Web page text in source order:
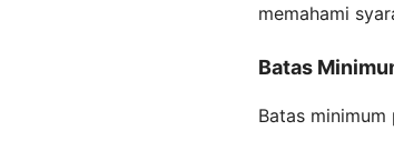
memahami
Batas
Batas minimum